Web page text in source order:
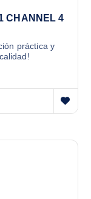
CHANNEL 4
práctica y